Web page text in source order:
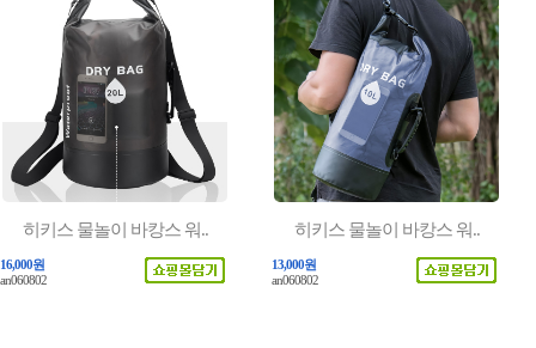
히키스 물놀이 바캉스 워..
16,000원
an060802
히키스 물놀이 바캉스 워..
13,000원
an060802